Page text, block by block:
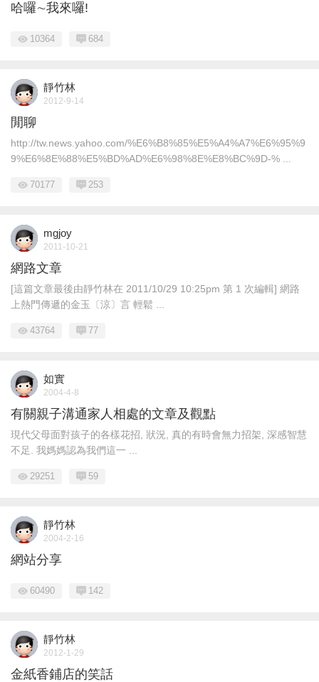
哈囉∼我來囉!
10364 684
靜竹林
2012-9-14
閒聊
http://tw.news.yahoo.com/%E6%B8%85%E5%A4%A7%E6%95%9
9%E6%8E%88%E5%BD%AD%E6%98%8E%E8%BC%9D-% ...
70177 253
mgjoy
2011-10-21
網路文章
[這篇文章最後由靜竹林在 2011/10/29 10:25pm 第 1 次編輯] 網路
上熱門傳遞的金玉〔涼〕言 輕鬆 ...
43764 77
如實
2004-4-8
有關親子溝通家人相處的文章及觀點
現代父母面對孩子的各樣花招, 狀況, 真的有時會無力招架, 深感智慧
不足. 我媽媽認為我們這一 ...
29251 59
靜竹林
2004-2-16
網站分享
60490 142
靜竹林
2012-1-29
金紙香鋪店的笑話